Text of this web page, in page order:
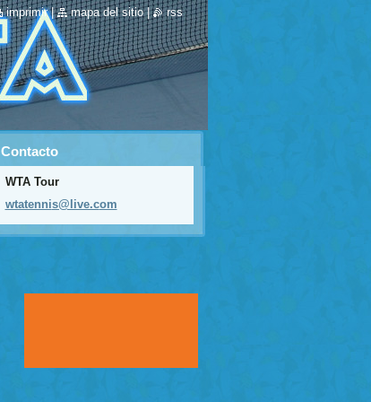
Contacto
WTA Tour
wtatennis@live.com
imprimir | mapa del sitio | rss